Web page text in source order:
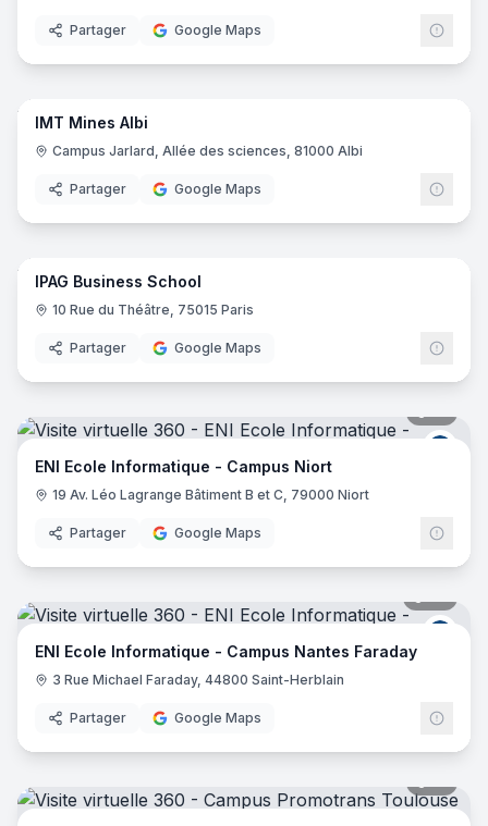
Partager Google Maps
80
IMT Mines Albi
Campus Jarlard, Allée des sciences, 81000 Albi
Partager Google Maps
60
IPAG Business School
10 Rue du Théâtre, 75015 Paris
Partager Google Maps
ENI
ENI Ecole Informatique - Campus Niort
19 Av. Léo Lagrange Bâtiment B et C, 79000 Niort
Partager Google Maps
ENI
ENI Ecole Informatique - Campus Nantes Faraday
3 Rue Michael Faraday, 44800 Saint-Herblain
Partager Google Maps